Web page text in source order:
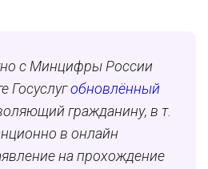
с Минцифры России
Госуслугобновлённый
гражданину, в т.
в онлайн
на прохождение